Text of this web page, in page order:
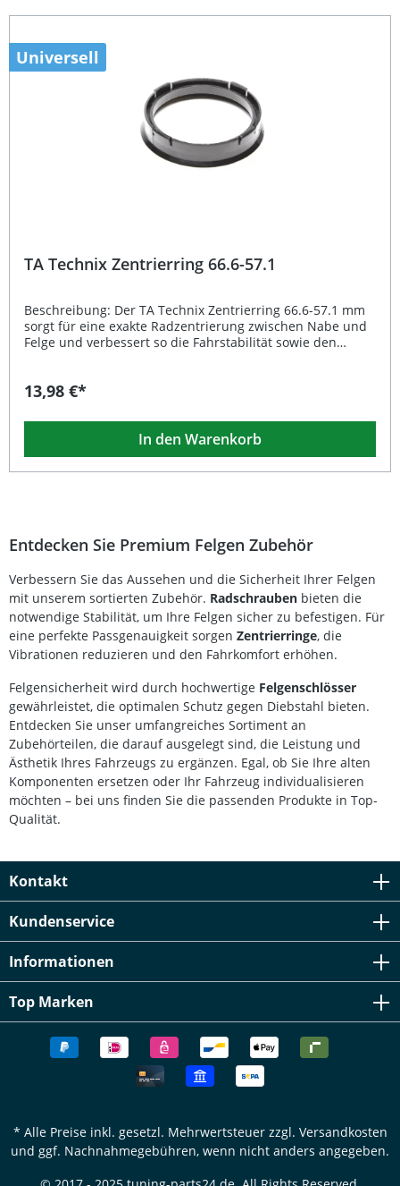
Abrutschen Perfekt für Werkstatt und ambitionierte
für JN2, JN3 Radmuttern und JB1 Radschrauben
Universell
TA Technix Zentrierring 66.6-57.1
Beschreibung: Der TA Technix Zentrierring 66.6-57.1 mm
sorgt für eine exakte Radzentrierung zwischen Nabe und
Felge und verbessert so die Fahrstabilität sowie den
erzielt. Der Zentrierring ist passend für XF1 und XF2
Fahrzeugnabe und Felge sicher. Ideal für den Einsatz im
Bereich Felgenzubehör – langlebig, passgenau und
einfach zu montieren. Exakte Passform für 66.6-57.1 mm
Nabendurchmesser Passend für XF1 und XF2 Felgen
Technix Zentrierringe 66.6-57.1 mm
13,98 €*
In den Warenkorb
Entdecken Sie Premium Felgen Zubehör
Verbessern Sie das Aussehen und die Sicherheit Ihrer Felgen
mit unserem sortierten Zubehör. Radschrauben bieten die
notwendige Stabilität, um Ihre Felgen sicher zu befestigen. Für
eine perfekte Passgenauigkeit sorgen Zentrierringe, die
Vibrationen reduzieren und den Fahrkomfort erhöhen.
Felgensicherheit wird durch hochwertige Felgenschlösser
gewährleistet, die optimalen Schutz gegen Diebstahl bieten.
Entdecken Sie unser umfangreiches Sortiment an
Zubehörteilen, die darauf ausgelegt sind, die Leistung und
Ästhetik Ihres Fahrzeugs zu ergänzen. Egal, ob Sie Ihre alten
Komponenten ersetzen oder Ihr Fahrzeug individualisieren
möchten – bei uns finden Sie die passenden Produkte in Top-
Qualität.
Kontakt
Kundenservice
Informationen
Top Marken
* Alle Preise inkl. gesetzl. Mehrwertsteuer zzgl. Versandkosten
und ggf. Nachnahmegebühren, wenn nicht anders angegeben.